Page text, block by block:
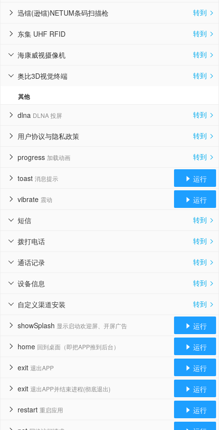
迅镭(逊镭)NETUM条码扫描枪
 转到 
东集 UHF RFID
 转到 
海康威视摄像机
 转到 
奥比3D视觉终端
 转到 
其他
dlna DLNA 投屏
 转到 
用户协议与隐私政策
 转到 
progress 加载动画
 转到 
toast 消息提示
  运行
vibrate 震动
  运行
短信
 转到 
拨打电话
 转到 
通话记录
 转到 
设备信息
 转到 
自定义渠道安装
 转到 
showSplash 显示启动欢迎屏、开屏广告
  运行
home 回到桌面（即把APP推到后台）
  运行
exit 退出APP
  运行
exit 退出APP并结束进程(彻底退出)
  运行
restart 重启应用
  运行